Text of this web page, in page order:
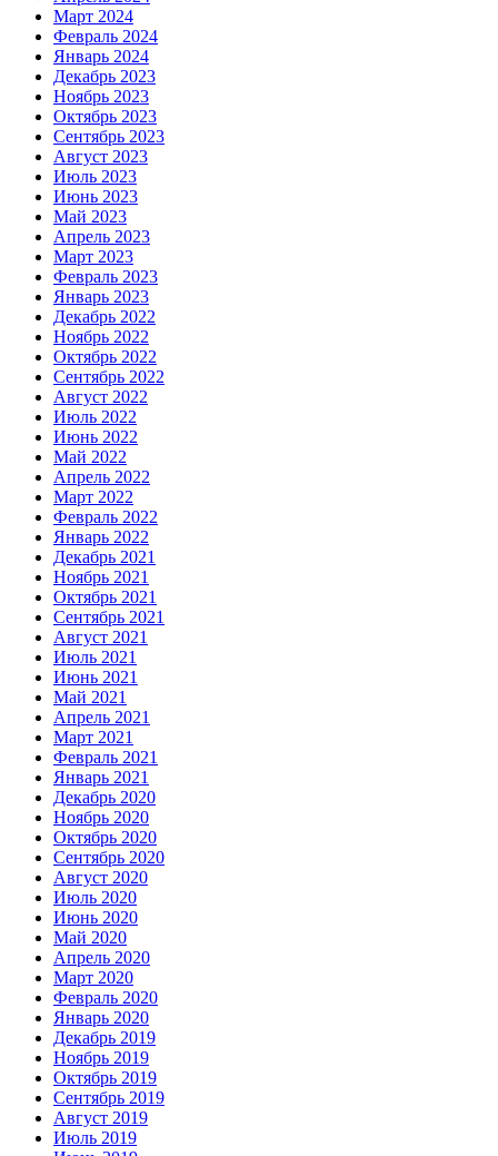
Март 2024
Февраль 2024
Январь 2024
Декабрь 2023
Ноябрь 2023
Октябрь 2023
Сентябрь 2023
Август 2023
Июль 2023
Июнь 2023
Май 2023
Апрель 2023
Март 2023
Февраль 2023
Январь 2023
Декабрь 2022
Ноябрь 2022
Октябрь 2022
Сентябрь 2022
Август 2022
Июль 2022
Июнь 2022
Май 2022
Апрель 2022
Март 2022
Февраль 2022
Январь 2022
Декабрь 2021
Ноябрь 2021
Октябрь 2021
Сентябрь 2021
Август 2021
Июль 2021
Июнь 2021
Май 2021
Апрель 2021
Март 2021
Февраль 2021
Январь 2021
Декабрь 2020
Ноябрь 2020
Октябрь 2020
Сентябрь 2020
Август 2020
Июль 2020
Июнь 2020
Май 2020
Апрель 2020
Март 2020
Февраль 2020
Январь 2020
Декабрь 2019
Ноябрь 2019
Октябрь 2019
Сентябрь 2019
Август 2019
Июль 2019